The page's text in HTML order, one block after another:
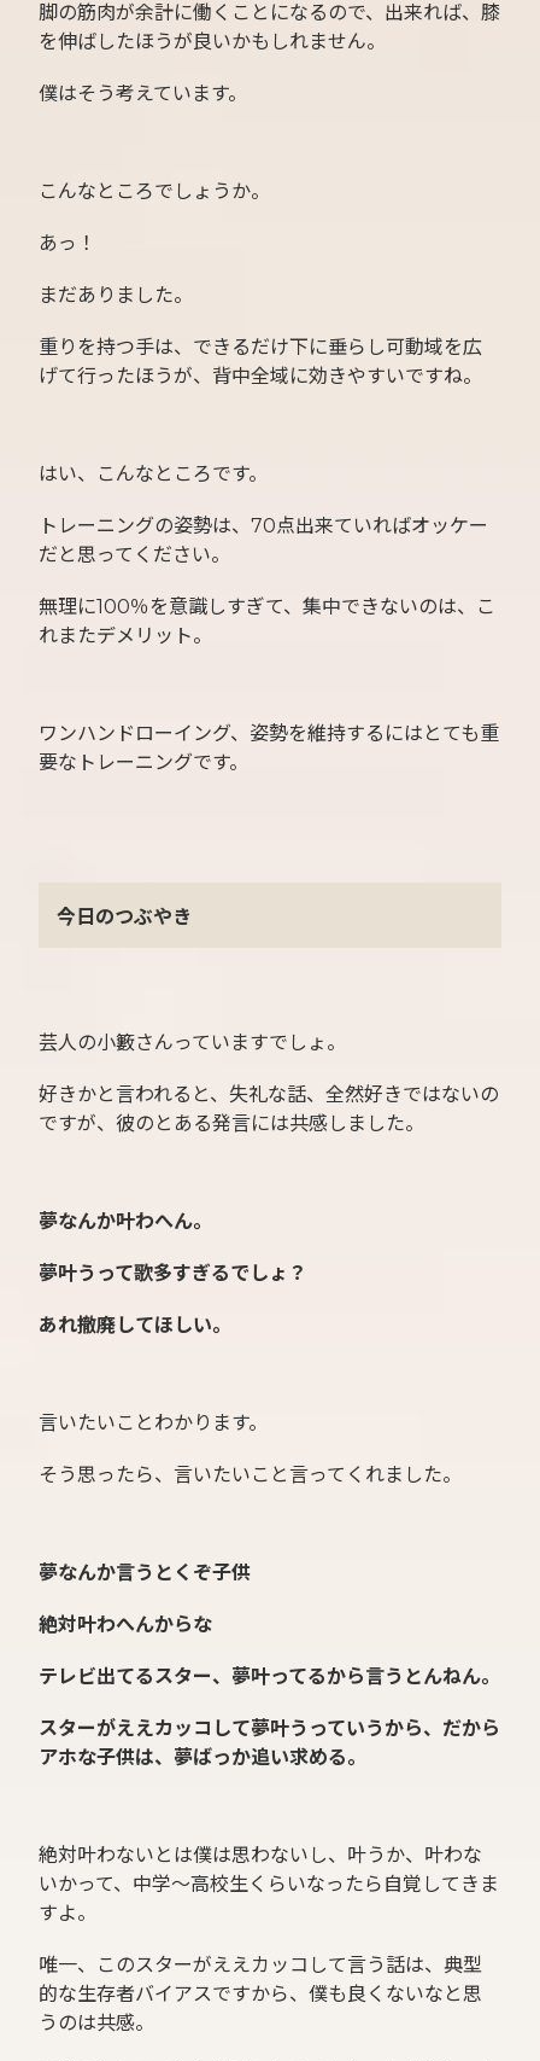
脚の筋肉が余計に働くことになるので、出来れば、膝
を伸ばしたほうが良いかもしれません。
僕はそう考えています。
こんなところでしょうか。
あっ！
まだありました。
重りを持つ手は、できるだけ下に垂らし可動域を広
げて行ったほうが、背中全域に効きやすいですね。
はい、こんなところです。
トレーニングの姿勢は、70点出来ていればオッケー
だと思ってください。
無理に100％を意識しすぎて、集中できないのは、こ
れまたデメリット。
ワンハンドローイング、姿勢を維持するにはとても重
要なトレーニングです。
今日のつぶやき
芸人の小籔さんっていますでしょ。
好きかと言われると、失礼な話、全然好きではないの
ですが、彼のとある発言には共感しました。
夢なんか叶わへん。
夢叶うって歌多すぎるでしょ？
あれ撤廃してほしい。
言いたいことわかります。
そう思ったら、言いたいこと言ってくれました。
夢なんか言うとくぞ子供
絶対叶わへんからな
テレビ出てるスター、夢叶ってるから言うとんねん。
スターがええカッコして夢叶うっていうから、だから
アホな子供は、夢ばっか追い求める。
絶対叶わないとは僕は思わないし、叶うか、叶わな
いかって、中学〜高校生くらいなったら自覚してきま
すよ。
唯一、このスターがええカッコして言う話は、典型
的な生存者バイアスですから、僕も良くないなと思
うのは共感。